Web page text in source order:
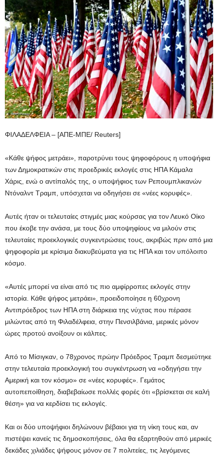
ΦΙΛΑΔΕΛΦΕΙΑ – [ΑΠΕ-ΜΠΕ/ Reuters]
«Κάθε ψήφος μετράει», παροτρύνει τους ψηφοφόρους η υποψήφια
των Δημοκρατικών στις προεδρικές εκλογές στις ΗΠΑ Κάμαλα
Χάρις, ενώ ο αντίπαλός της, ο υποψήφιος των Ρεπουμπλικανών
Ντόναλντ Τραμπ, υπόσχεται να οδηγήσει σε «νέες κορυφές».
Αυτές ήταν οι τελευταίες στιγμές μιας κούρσας για τον Λευκό Οίκο
που έκοβε την ανάσα, με τους δύο υποψηφίους να μιλούν στις
τελευταίες προεκλογικές συγκεντρώσεις τους, ακριβώς πριν από μια
ψηφοφορία με κρίσιμα διακυβεύματα για τις ΗΠΑ και τον υπόλοιπο
κόσμο.
«Αυτές μπορεί να είναι από τις πιο αμφίρροπες εκλογές στην
ιστορία. Κάθε ψήφος μετράει», προειδοποίησε η 60χρονη
Αντιπρόεδρος των ΗΠΑ στη διάρκεια της νύχτας που πέρασε
μιλώντας από τη Φιλαδέλφεια, στην Πενσιλβάνια, μερικές μόνον
ώρες προτού ανοίξουν οι κάλπες.
Από το Μίσιγκαν, ο 78χρονος πρώην Πρόεδρος Τραμπ δεσμεύτηκε
στην τελευταία προεκλογική του συγκέντρωση να «οδηγήσει την
Αμερική και τον κόσμο» σε «νέες κορυφές». Γεμάτος
αυτοπεποίθηση, διαβεβαίωσε πολλές φορές ότι «βρίσκεται σε καλή
θέση» για να κερδίσει τις εκλογές.
Και οι δύο υποψήφιοι δηλώνουν βέβαιοι για τη νίκη τους και, αν
πιστέψει κανείς τις δημοσκοπήσεις, όλα θα εξαρτηθούν από μερικές
δεκάδες χιλιάδες ψήφους μόνον σε 7 πολιτείες, τις λεγόμενες